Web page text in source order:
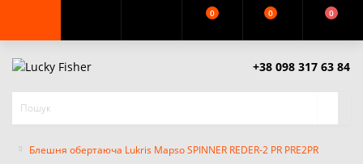
0 0 0
+38 098 317 63 84
Блешня обертаюча Lukris Mapso SPINNER REDER-2 PR PRE2PR